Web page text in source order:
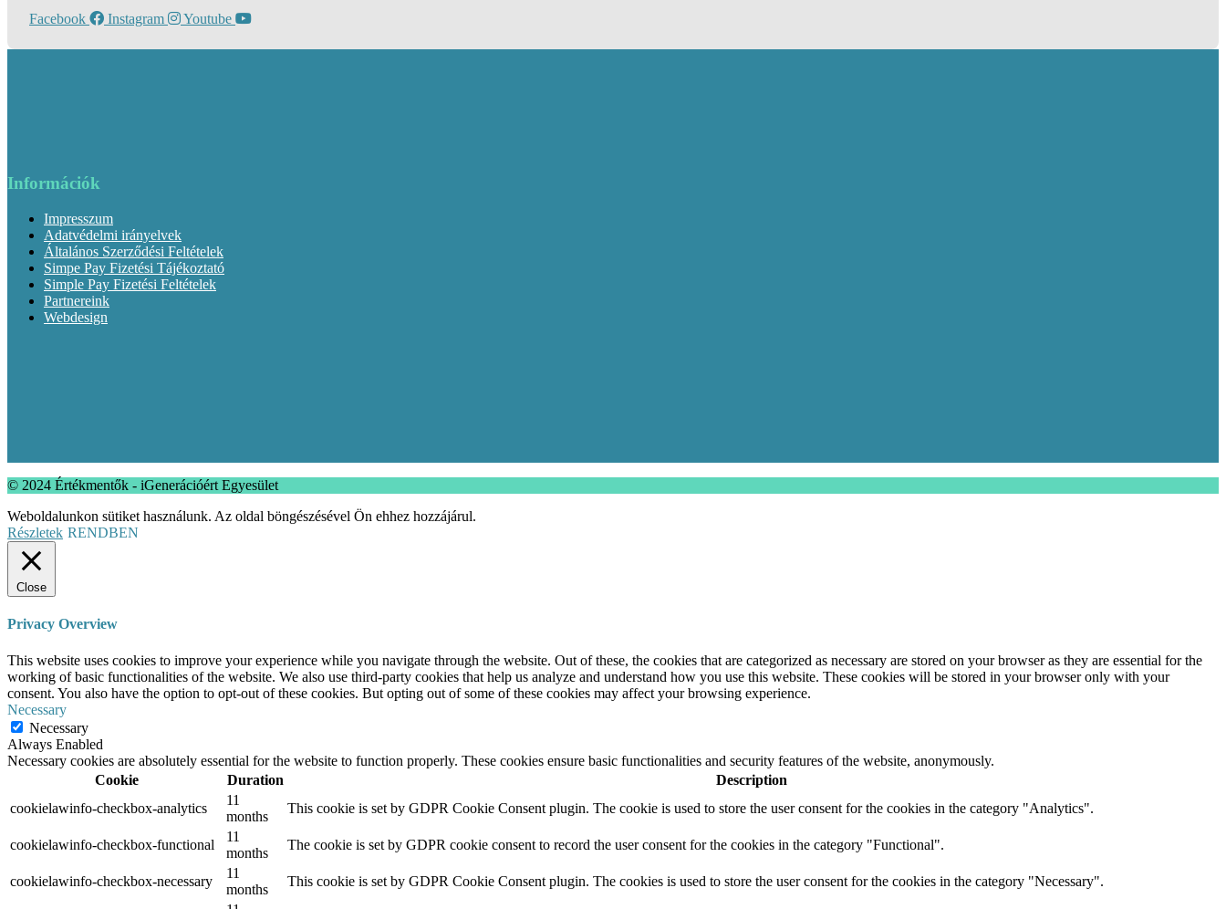
Facebook Instagram Youtube
Információk
Impresszum
Adatvédelmi irányelvek
Általános Szerződési Feltételek
Simpe Pay Fizetési Tájékoztató
Simple Pay Fizetési Feltételek
Partnereink
Webdesign
© 2024 Értékmentők - iGenerációért Egyesület
Weboldalunkon sütiket használunk. Az oldal böngészésével Ön ehhez hozzájárul.
Részletek RENDBEN
Close
Privacy Overview
This website uses cookies to improve your experience while you navigate through the website. Out of these, the cookies that are categorized as necessary are stored on your browser as they are essential for the
working of basic functionalities of the website. We also use third-party cookies that help us analyze and understand how you use this website. These cookies will be stored in your browser only with your
consent. You also have the option to opt-out of these cookies. But opting out of some of these cookies may affect your browsing experience.
Necessary
Necessary
Always Enabled
Necessary cookies are absolutely essential for the website to function properly. These cookies ensure basic functionalities and security features of the website, anonymously.
Cookie
Duration
Description
cookielawinfo-checkbox-analytics
11
months
This cookie is set by GDPR Cookie Consent plugin. The cookie is used to store the user consent for the cookies in the category "Analytics".
cookielawinfo-checkbox-functional
11
months
The cookie is set by GDPR cookie consent to record the user consent for the cookies in the category "Functional".
cookielawinfo-checkbox-necessary
11
months
This cookie is set by GDPR Cookie Consent plugin. The cookies is used to store the user consent for the cookies in the category "Necessary".